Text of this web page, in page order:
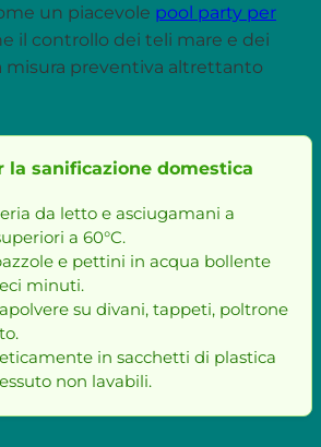
un piacevole pool party per
il controllo dei teli mare e dei
misura preventiva altrettanto
la sanificazione domestica
da letto e asciugamani a
a 60°C.
e pettini in acqua bollente
minuti.
su divani, tappeti, poltrone
in sacchetti di plastica
non lavabili.